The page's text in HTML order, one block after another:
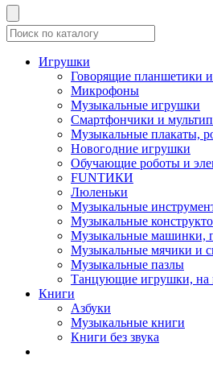
Игрушки
Говорящие планшетики
Микрофоны
Музыкальные игрушки
Смартфончики и
Музыкальные плакаты,
Новогодние игрушки
Обучающие роботы и
FUNТИКИ
Люленьки
Музыкальные
Музыкальные
Музыкальные машинки,
Музыкальные мячики и
Музыкальные пазлы
Танцующие игрушки, на
Книги
Азбуки
Музыкальные книги
Книги без звука